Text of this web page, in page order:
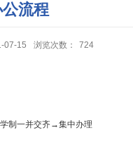
公流程
07-15 浏览次数： 724
制一并交齐→集中办理